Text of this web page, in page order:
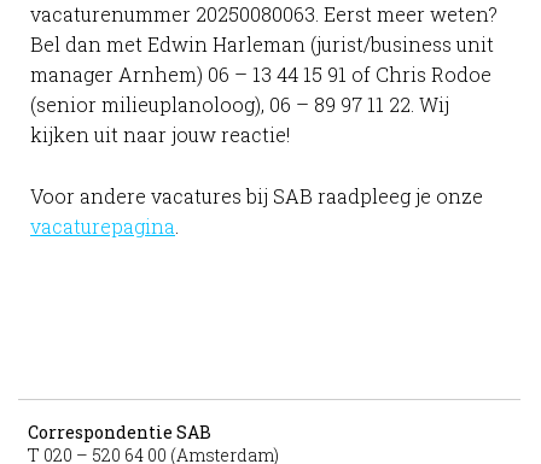
vacaturenummer 20250080063. Eerst meer weten?
Bel dan met Edwin Harleman (jurist/business unit
manager Arnhem) 06 – 13 44 15 91 of Chris Rodoe
(senior milieuplanoloog), 06 – 89 97 11 22. Wij
kijken uit naar jouw reactie!
Voor andere vacatures bij SAB raadpleeg je onze
vacaturepagina
Correspondentie SAB
T 020 – 520 64 00 (Amsterdam)